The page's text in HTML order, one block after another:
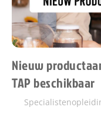
Nieuw
TAP beschikbaar